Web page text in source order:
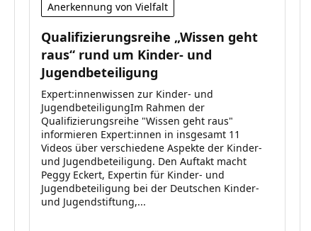
Anerkennung von Vielfalt
Qualifizierungsreihe „Wissen geht
raus“ rund um Kinder- und
Jugendbeteiligung
Expert:innenwissen zur Kinder- und
JugendbeteiligungIm Rahmen der
Qualifizierungsreihe "Wissen geht raus"
informieren Expert:innen in insgesamt 11
Videos über verschiedene Aspekte der Kinder-
und Jugendbeteiligung. Den Auftakt macht
Peggy Eckert, Expertin für Kinder- und
Jugendbeteiligung bei der Deutschen Kinder-
und Jugendstiftung,...